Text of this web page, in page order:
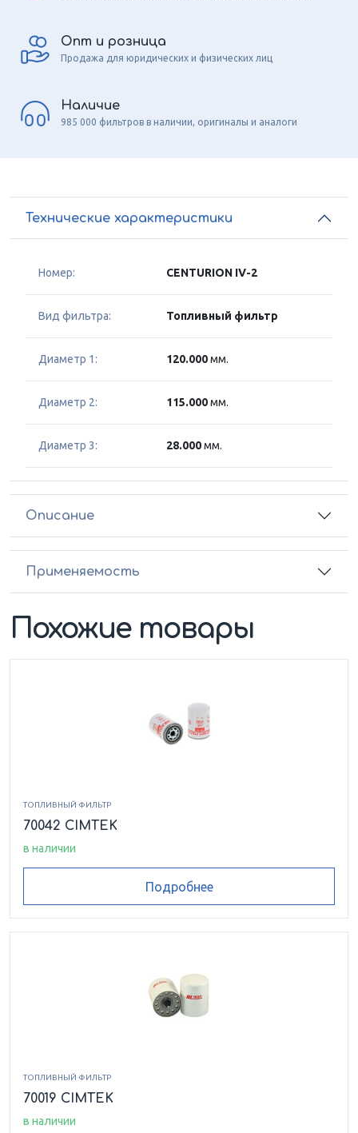
Опт и розница
Продажа для юридических и физических лиц
Наличие
985 000 фильтров в наличии, оригиналы и аналоги
Технические характеристики
Номер: CENTURION IV-2
Вид фильтра: Топливный фильтр
Диаметр 1: 120.000мм.
Диаметр 2: 115.000мм.
Диаметр 3: 28.000мм.
Описание
Применяемость
Похожие товары
ТОПЛИВНЫЙ ФИЛЬТР
70042 CIMTEK
в наличии
Подробнее
ТОПЛИВНЫЙ ФИЛЬТР
70019 CIMTEK
в наличии